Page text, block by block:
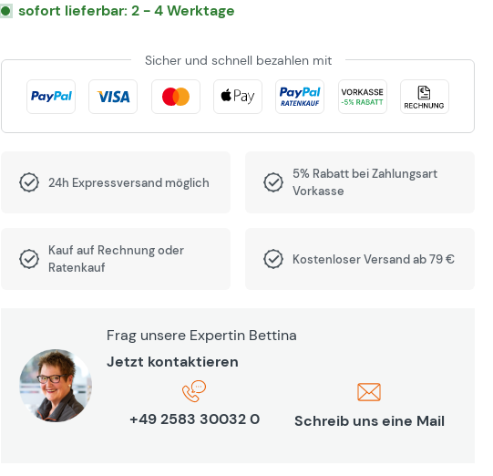
sofort lieferbar: 2 - 4 Werktage
Sicher und schnell bezahlen mit
24h Expressversand möglich
5% Rabatt bei Zahlungsart
Vorkasse
Kauf auf Rechnung oder
Ratenkauf
Kostenloser Versand ab 79 €
Frag unsere Expertin Bettina
Jetzt kontaktieren
+49 2583 30032 0 Schreib uns eine Mail